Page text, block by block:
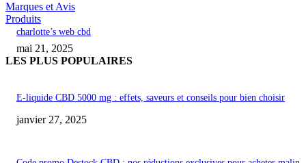
Marques et Avis
Produits
charlotte’s web cbd
mai 21, 2025
LES PLUS POPULAIRES
E-liquide CBD 5000 mg : effets, saveurs et conseils pour bien choisir
janvier 27, 2025